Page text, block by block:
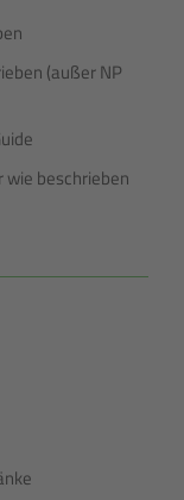
(außer NP
beschrieben